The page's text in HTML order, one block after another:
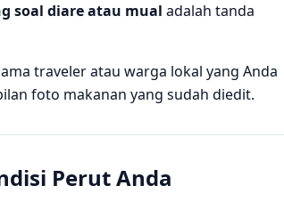
soal diare atau mual adalah tanda
traveler atau warga lokal yang Anda
foto makanan yang sudah diedit.
Perut Anda